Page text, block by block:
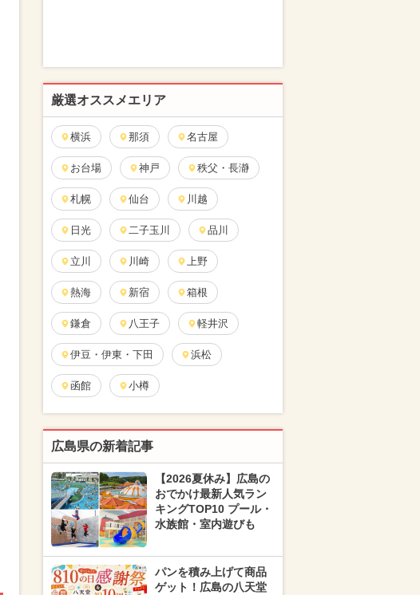
厳選オススメエリア
横浜 那須 名古屋
お台場 神戸 秩父・長瀞
札幌 仙台 川越
日光 二子玉川 品川
立川 川崎 上野
熱海 新宿 箱根
鎌倉 八王子 軽井沢
伊豆・伊東・下田 浜松
函館 小樽
広島県の新着記事
【2026夏休み】広島の
おでかけ最新人気ラン
キングTOP10 プール・
水族館・室内遊びも
パンを積み上げて商品
ゲット！広島の八天堂